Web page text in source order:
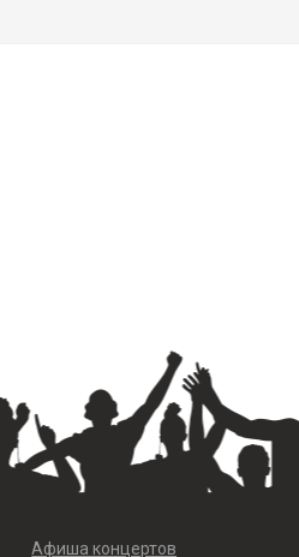
Афиша концертов